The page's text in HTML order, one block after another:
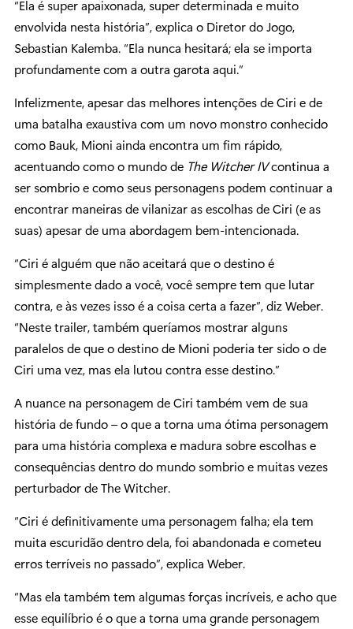
“Ela é super apaixonada, super determinada e muito
envolvida nesta história”, explica o Diretor do Jogo,
Sebastian Kalemba. “Ela nunca hesitará; ela se importa
profundamente com a outra garota aqui.”
Infelizmente, apesar das melhores intenções de Ciri e de
uma batalha exaustiva com um novo monstro conhecido
como Bauk, Mioni ainda encontra um fim rápido,
acentuando como o mundo de The Witcher IVcontinua a
ser sombrio e como seus personagens podem continuar a
encontrar maneiras de vilanizar as escolhas de Ciri (e as
suas) apesar de uma abordagem bem-intencionada.
“Ciri é alguém que não aceitará que o destino é
simplesmente dado a você, você sempre tem que lutar
contra, e às vezes isso é a coisa certa a fazer”, diz Weber.
“Neste trailer, também queríamos mostrar alguns
paralelos de que o destino de Mioni poderia ter sido o de
Ciri uma vez, mas ela lutou contra esse destino.”
A nuance na personagem de Ciri também vem de sua
história de fundo – o que a torna uma ótima personagem
para uma história complexa e madura sobre escolhas e
consequências dentro do mundo sombrio e muitas vezes
perturbador de The Witcher.
“Ciri é definitivamente uma personagem falha; ela tem
muita escuridão dentro dela, foi abandonada e cometeu
erros terríveis no passado”, explica Weber.
“Mas ela também tem algumas forças incríveis, e acho que
esse equilíbrio é o que a torna uma grande personagem